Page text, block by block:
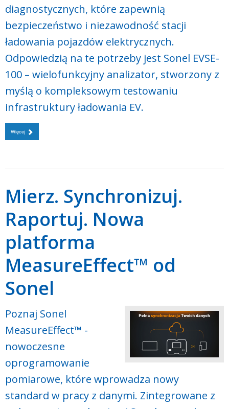
diagnostycznych, które zapewnią
bezpieczeństwo i niezawodność stacji
ładowania pojazdów elektrycznych.
Odpowiedzią na te potrzeby jest Sonel EVSE-
100 – wielofunkcyjny analizator, stworzony z
myślą o kompleksowym testowaniu
infrastruktury ładowania EV.
Więcej
Mierz. Synchronizuj.
Raportuj. Nowa
platforma
MeasureEffect™ od
Sonel
Poznaj Sonel
MeasureEffect™ -
nowoczesne
oprogramowanie
pomiarowe, które wprowadza nowy
standard w pracy z danymi. Zintegrowane z